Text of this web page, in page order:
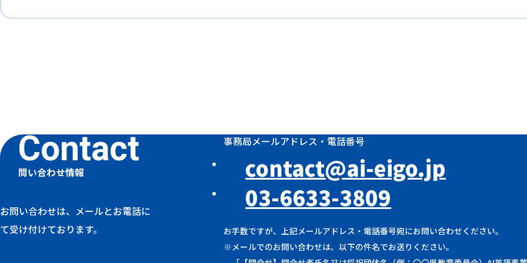
問い合わせ情報
お問い合わせは、メールとお電話に
て受け付けております。
事務局メールアドレス・電話番号
contact@ai-eigo.jp
03-6633-3809
お手数ですが、上記メールアドレス・電話番号宛にお問い合わせください。
※メールでのお問い合わせは、以下の件名でお送りください。